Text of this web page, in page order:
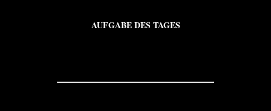
AUFGABE DES TAGES